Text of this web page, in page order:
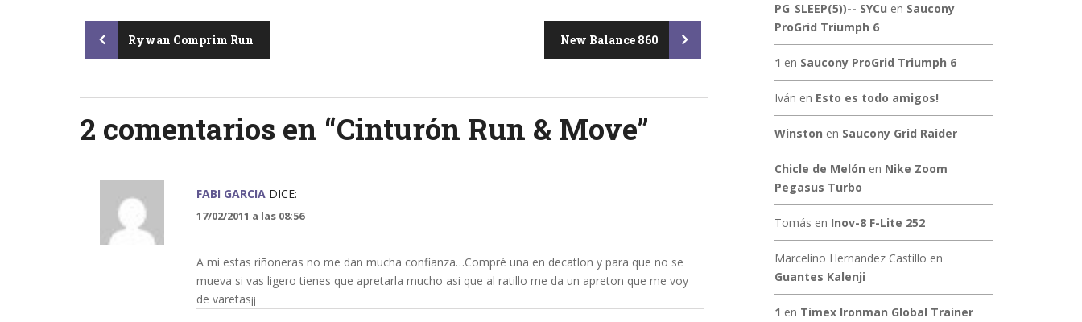
Post
navigation
Rywan Comprim Run New Balance 860
2 comentarios en “Cinturón Run & Move”
FABI GARCIA DICE:
17/02/2011 a las 08:56
A mi estas riñoneras no me dan mucha confianza…Compré una en decatlon y para que no se
mueva si vas ligero tienes que apretarla mucho asi que al ratillo me da un apreton que me voy
de varetas¡¡
PG_SLEEP(5))-- SYCu en Saucony
ProGrid Triumph 6
1 en Saucony ProGrid Triumph 6
Iván en Esto es todo amigos!
Winston en Saucony Grid Raider
Chicle de Melón en Nike Zoom
Pegasus Turbo
Tomás en Inov-8 F-Lite 252
Marcelino Hernandez Castillo en
Guantes Kalenji
1 en Timex Ironman Global Trainer